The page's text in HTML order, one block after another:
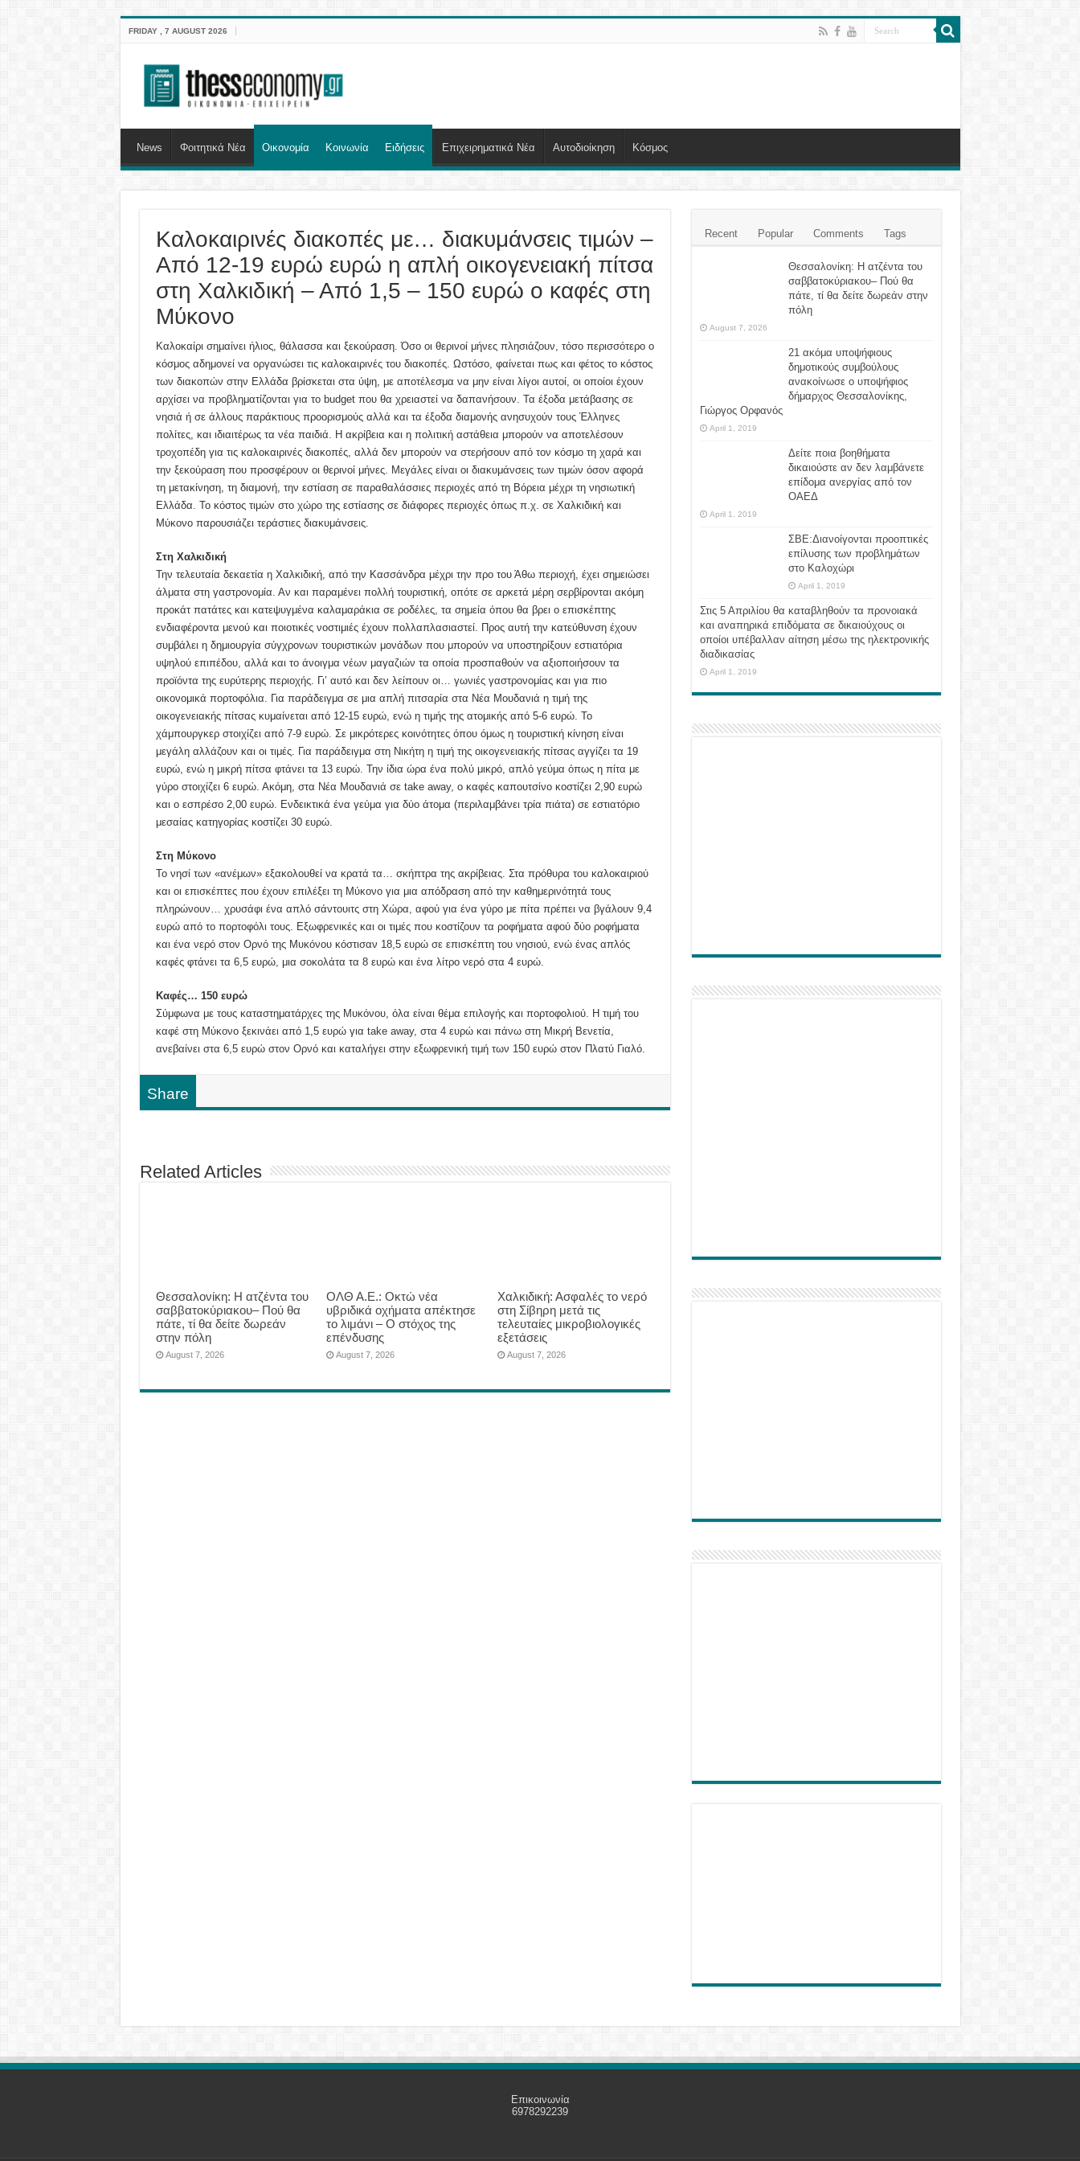
FRIDAY , 7 AUGUST 2026
News Φοιτητικά Νέα Οικονομία Κοινωνία Ειδήσεις Επιχειρηματικά Νέα Αυτοδιοίκηση Κόσμος
Καλοκαιρινές διακοπές με… διακυμάνσεις τιμών –
Από 12-19 ευρώ ευρώ η απλή οικογενειακή πίτσα
στη Χαλκιδική – Από 1,5 – 150 ευρώ ο καφές στη
Μύκονο
Καλοκαίρι σημαίνει ήλιος, θάλασσα και ξεκούραση. Όσο οι θερινοί μήνες πλησιάζουν, τόσο περισσότερο ο
κόσμος αδημονεί να οργανώσει τις καλοκαιρινές του διακοπές. Ωστόσο, φαίνεται πως και φέτος το κόστος
των διακοπών στην Ελλάδα βρίσκεται στα ύψη, με αποτέλεσμα να μην είναι λίγοι αυτοί, οι οποίοι έχουν
αρχίσει να προβληματίζονται για το budget που θα χρειαστεί να δαπανήσουν. Τα έξοδα μετάβασης σε
νησιά ή σε άλλους παράκτιους προορισμούς αλλά και τα έξοδα διαμονής ανησυχούν τους Έλληνες
πολίτες, και ιδιαιτέρως τα νέα παιδιά. Η ακρίβεια και η πολιτική αστάθεια μπορούν να αποτελέσουν
τροχοπέδη για τις καλοκαιρινές διακοπές, αλλά δεν μπορούν να στερήσουν από τον κόσμο τη χαρά και
την ξεκούραση που προσφέρουν οι θερινοί μήνες. Μεγάλες είναι οι διακυμάνσεις των τιμών όσον αφορά
τη μετακίνηση, τη διαμονή, την εστίαση σε παραθαλάσσιες περιοχές από τη Βόρεια μέχρι τη νησιωτική
Ελλάδα. Το κόστος τιμών στο χώρο της εστίασης σε διάφορες περιοχές όπως π.χ. σε Χαλκιδική και
Μύκονο παρουσιάζει τεράστιες διακυμάνσεις.
Στη Χαλκιδική
Την τελευταία δεκαετία η Χαλκιδική, από την Κασσάνδρα μέχρι την προ του Άθω περιοχή, έχει σημειώσει
άλματα στη γαστρονομία. Αν και παραμένει πολλή τουριστική, οπότε σε αρκετά μέρη σερβίρονται ακόμη
προκάτ πατάτες και κατεψυγμένα καλαμαράκια σε ροδέλες, τα σημεία όπου θα βρει ο επισκέπτης
ενδιαφέροντα μενού και ποιοτικές νοστιμιές έχουν πολλαπλασιαστεί. Προς αυτή την κατεύθυνση έχουν
συμβάλει η δημιουργία σύγχρονων τουριστικών μονάδων που μπορούν να υποστηρίξουν εστιατόρια
υψηλού επιπέδου, αλλά και το άνοιγμα νέων μαγαζιών τα οποία προσπαθούν να αξιοποιήσουν τα
προϊόντα της ευρύτερης περιοχής. Γι’ αυτό και δεν λείπουν οι… γωνιές γαστρονομίας και για πιο
οικονομικά πορτοφόλια. Για παράδειγμα σε μια απλή πιτσαρία στα Νέα Μουδανιά η τιμή της
οικογενειακής πίτσας κυμαίνεται από 12-15 ευρώ, ενώ η τιμής της ατομικής από 5-6 ευρώ. Το
χάμπουργκερ στοιχίζει από 7-9 ευρώ. Σε μικρότερες κοινότητες όπου όμως η τουριστική κίνηση είναι
μεγάλη αλλάζουν και οι τιμές. Για παράδειγμα στη Νικήτη η τιμή της οικογενειακής πίτσας αγγίζει τα 19
ευρώ, ενώ η μικρή πίτσα φτάνει τα 13 ευρώ. Την ίδια ώρα ένα πολύ μικρό, απλό γεύμα όπως η πίτα με
γύρο στοιχίζει 6 ευρώ. Ακόμη, στα Νέα Μουδανιά σε take away, ο καφές καπουτσίνο κοστίζει 2,90 ευρώ
και ο εσπρέσο 2,00 ευρώ. Ενδεικτικά ένα γεύμα για δύο άτομα (περιλαμβάνει τρία πιάτα) σε εστιατόριο
μεσαίας κατηγορίας κοστίζει 30 ευρώ.
Στη Μύκονο
Το νησί των «ανέμων» εξακολουθεί να κρατά τα… σκήπτρα της ακρίβειας. Στα πρόθυρα του καλοκαιριού
και οι επισκέπτες που έχουν επιλέξει τη Μύκονο για μια απόδραση από την καθημερινότητά τους
πληρώνουν… χρυσάφι ένα απλό σάντουιτς στη Χώρα, αφού για ένα γύρο με πίτα πρέπει να βγάλουν 9,4
ευρώ από το πορτοφόλι τους. Εξωφρενικές και οι τιμές που κοστίζουν τα ροφήματα αφού δύο ροφήματα
και ένα νερό στον Ορνό της Μυκόνου κόστισαν 18,5 ευρώ σε επισκέπτη του νησιού, ενώ ένας απλός
καφές φτάνει τα 6,5 ευρώ, μια σοκολάτα τα 8 ευρώ και ένα λίτρο νερό στα 4 ευρώ.
Καφές… 150 ευρώ
Σύμφωνα με τους καταστηματάρχες της Μυκόνου, όλα είναι θέμα επιλογής και πορτοφολιού. Η τιμή του
καφέ στη Μύκονο ξεκινάει από 1,5 ευρώ για take away, στα 4 ευρώ και πάνω στη Μικρή Βενετία,
ανεβαίνει στα 6,5 ευρώ στον Ορνό και καταλήγει στην εξωφρενική τιμή των 150 ευρώ στον Πλατύ Γιαλό.
Share
Related Articles
Θεσσαλονίκη: Η ατζέντα του
σαββατοκύριακου– Πού θα
πάτε, τί θα δείτε δωρεάν
στην πόλη
August 7, 2026
ΟΛΘ Α.Ε.: Οκτώ νέα
υβριδικά οχήματα απέκτησε
το λιμάνι – Ο στόχος της
επένδυσης
August 7, 2026
Χαλκιδική: Ασφαλές το νερό
στη Σίβηρη μετά τις
τελευταίες μικροβιολογικές
εξετάσεις
August 7, 2026
Recent Popular Comments Tags
Θεσσαλονίκη: Η ατζέντα του
σαββατοκύριακου– Πού θα
πάτε, τί θα δείτε δωρεάν στην
πόλη
August 7, 2026
21 ακόμα υποψήφιους
δημοτικούς συμβούλους
ανακοίνωσε ο υποψήφιος
δήμαρχος Θεσσαλονίκης,
Γιώργος Ορφανός
April 1, 2019
Δείτε ποια βοηθήματα
δικαιούστε αν δεν λαμβάνετε
επίδομα ανεργίας από τον
ΟΑΕΔ
April 1, 2019
ΣΒΕ:Διανοίγονται προοπτικές
επίλυσης των προβλημάτων
στο Καλοχώρι
April 1, 2019
Στις 5 Απριλίου θα καταβληθούν τα προνοιακά
και αναπηρικά επιδόματα σε δικαιούχους οι
οποίοι υπέβαλλαν αίτηση μέσω της ηλεκτρονικής
διαδικασίας
April 1, 2019
Επικοινωνία
6978292239